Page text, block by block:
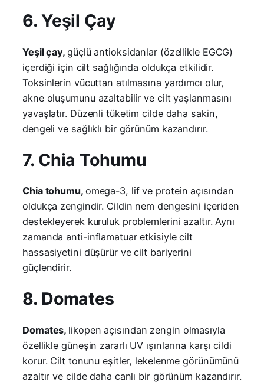
6. Yeşil Çay
Yeşil çay, güçlü antioksidanlar (özellikle EGCG)
içerdiği için cilt sağlığında oldukça etkilidir.
Toksinlerin vücuttan atılmasına yardımcı olur,
akne oluşumunu azaltabilir ve cilt yaşlanmasını
yavaşlatır. Düzenli tüketim cilde daha sakin,
dengeli ve sağlıklı bir görünüm kazandırır.
7. Chia Tohumu
Chia tohumu, omega-3, lif ve protein açısından
oldukça zengindir. Cildin nem dengesini içeriden
destekleyerek kuruluk problemlerini azaltır. Aynı
zamanda anti-inflamatuar etkisiyle cilt
hassasiyetini düşürür ve cilt bariyerini
güçlendirir.
8. Domates
Domates, likopen açısından zengin olmasıyla
özellikle güneşin zararlı UV ışınlarına karşı cildi
korur. Cilt tonunu eşitler, lekelenme görünümünü
azaltır ve cilde daha canlı bir görünüm kazandırır.